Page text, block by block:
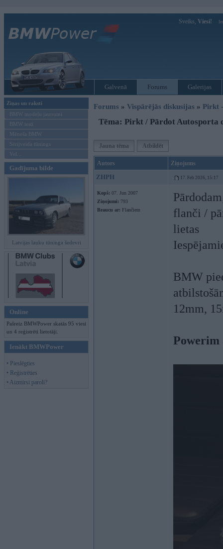
Sveiks, Viesi!
Galvenā Forums Galerijas
Ziņas un raksti
BMW modeļu jaunumi
BMW testi
Mēneša BMW
Sērijveida tūnings
Vel...
Gadījuma bilde
Latvijas lauku tūninga šedevri
Online
Pašreiz BMWPower skatās 95 viesi
un 4 reģistrēti lietotāji.
Ienākt BMWPower
• Pieslēgties
• Reģistrēties
• Aizmirsi paroli?
Forums » Vispārējās diskusijas » Pirkt
Tēma: Pirkt / Pārdot Autosporta
Jauna tēma Atbildēt
Autors Ziņojums
ZHPH 17. Feb 2026, 15:17
Kopš: 07. Jun 2007
Ziņojumi: 793
Braucu ar: Flančiem
flanči /
lietas
BMW
12mm,
Powerim